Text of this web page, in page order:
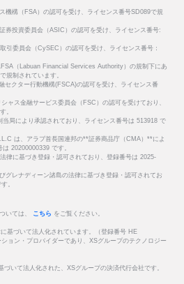
機構（FSA）の認可を受け、ライセンス番号SD089で規
券投資委員会（ASIC）の認可を受け、ライセンス番号:
引委員会（CySEC）の認可を受け、ライセンス番号：
（Labuan Financial Services Authority）の規制下にあ
規制されています。
セクター行動機構(FSCA)の認可を受け、ライセンス番
ャス金融サービス委員会（FSC）の認可を受けており、
。
局により承認されており、ライセンス番号は 513918 で
は、アラブ首長国連邦の**証券商品庁（CMA）**によ
20200000339 です。
律に基づき登録・認可されており、登録番号は 2025-
グレナディーン諸島の法律に基づき登録・認可されてお
。
いては、 こちら をご覧ください。
基づいて法人化されています。（登録番号 HE
ョン・プロバイダーであり、XSグループのテクノロジー
いて法人化された、XSグループの決済代行会社です。